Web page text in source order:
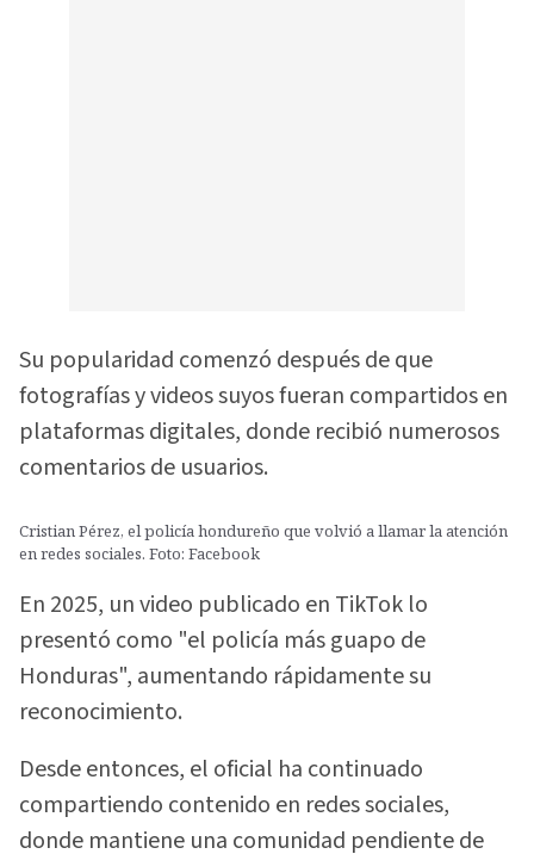
Su popularidad comenzó después de que
fotografías y videos suyos fueran compartidos en
plataformas digitales, donde recibió numerosos
comentarios de usuarios.
Cristian Pérez, el policía hondureño que volvió a llamar la atención
en redes sociales. Foto: Facebook
En 2025, un video publicado en TikTok lo
presentó como "el policía más guapo de
Honduras", aumentando rápidamente su
reconocimiento.
Desde entonces, el oficial ha continuado
compartiendo contenido en redes sociales,
donde mantiene una comunidad pendiente de